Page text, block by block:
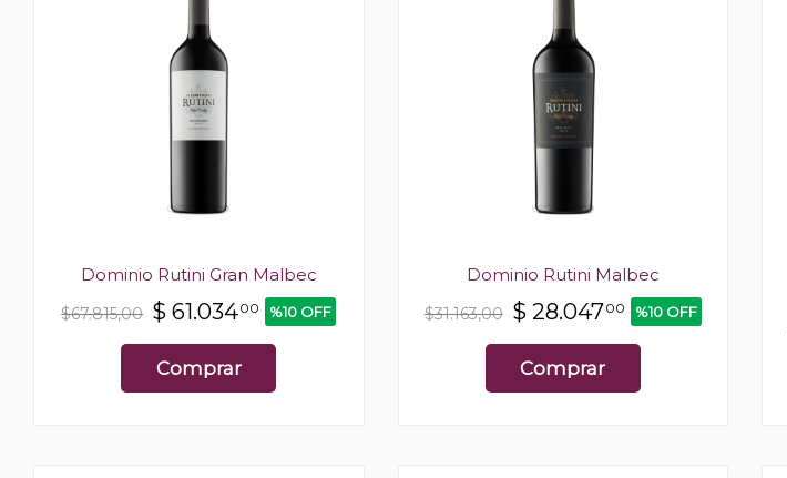
Dominio Rutini Gran Malbec
$67.815,00 $61.03400 %10 OFF
Comprar
Dominio Rutini Malbec
$31.163,00 $ 28.04700 %10 OFF
Comprar